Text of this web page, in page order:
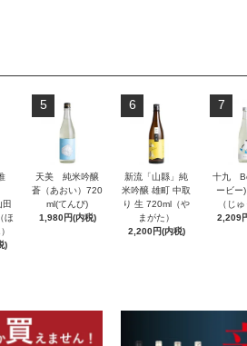
ほ
)
5
天美 純米吟醸
蒼（あおい）720
ml(てんび)
1,980円(内税)
6
新流「山縣」純
米吟醸 雄町 中取
り 生 720ml（や
まがた）
2,200円(内税)
7
十九
ービー
（じゅ
2,209